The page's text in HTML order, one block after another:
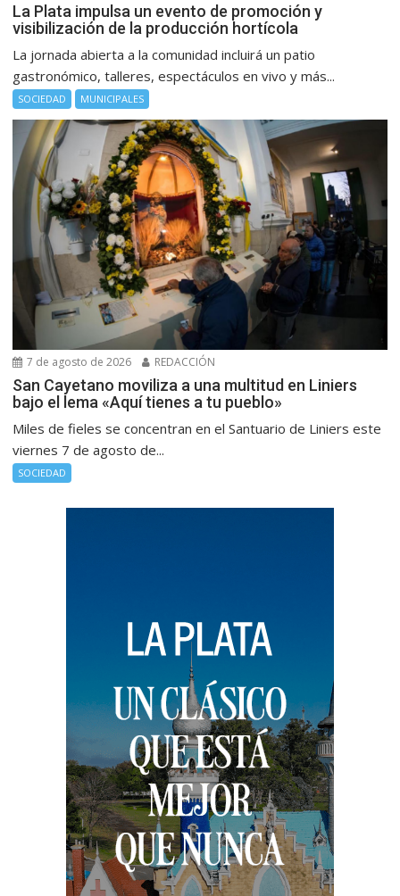
La Plata impulsa un evento de promoción y
visibilización de la producción hortícola
La jornada abierta a la comunidad incluirá un patio
gastronómico, talleres, espectáculos en vivo y más...
SOCIEDAD MUNICIPALES
7 de agosto de 2026 REDACCIÓN
San Cayetano moviliza a una multitud en Liniers
bajo el lema «Aquí tienes a tu pueblo»
Miles de fieles se concentran en el Santuario de Liniers este
viernes 7 de agosto de...
SOCIEDAD